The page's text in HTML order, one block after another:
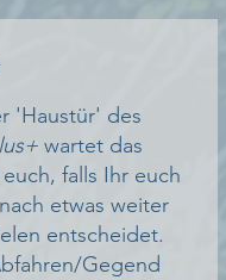
'Haustür' des
wartet das
falls Ihr euch
etwas weiter
entscheidet.
Gegend